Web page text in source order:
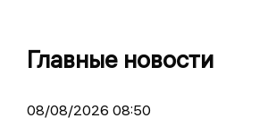
Главные новости
08/08/2026 08:50